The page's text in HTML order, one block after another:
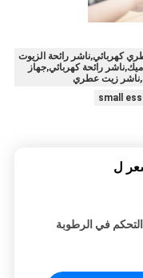
رائحة الزيوت
رائحة كهربائي,جهاز
زيت عطري
small
ل